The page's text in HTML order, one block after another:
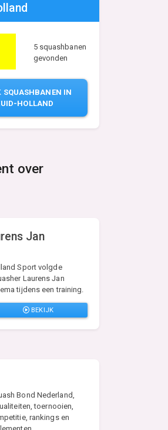
5 squashbanen
gevonden
SQUASHBANEN IN
HOLLAND
over
Jan
Sport volgde
Laurens Jan
tijdens een training.
BEKIJK
Bond Nederland,
toernooien,
rankings en